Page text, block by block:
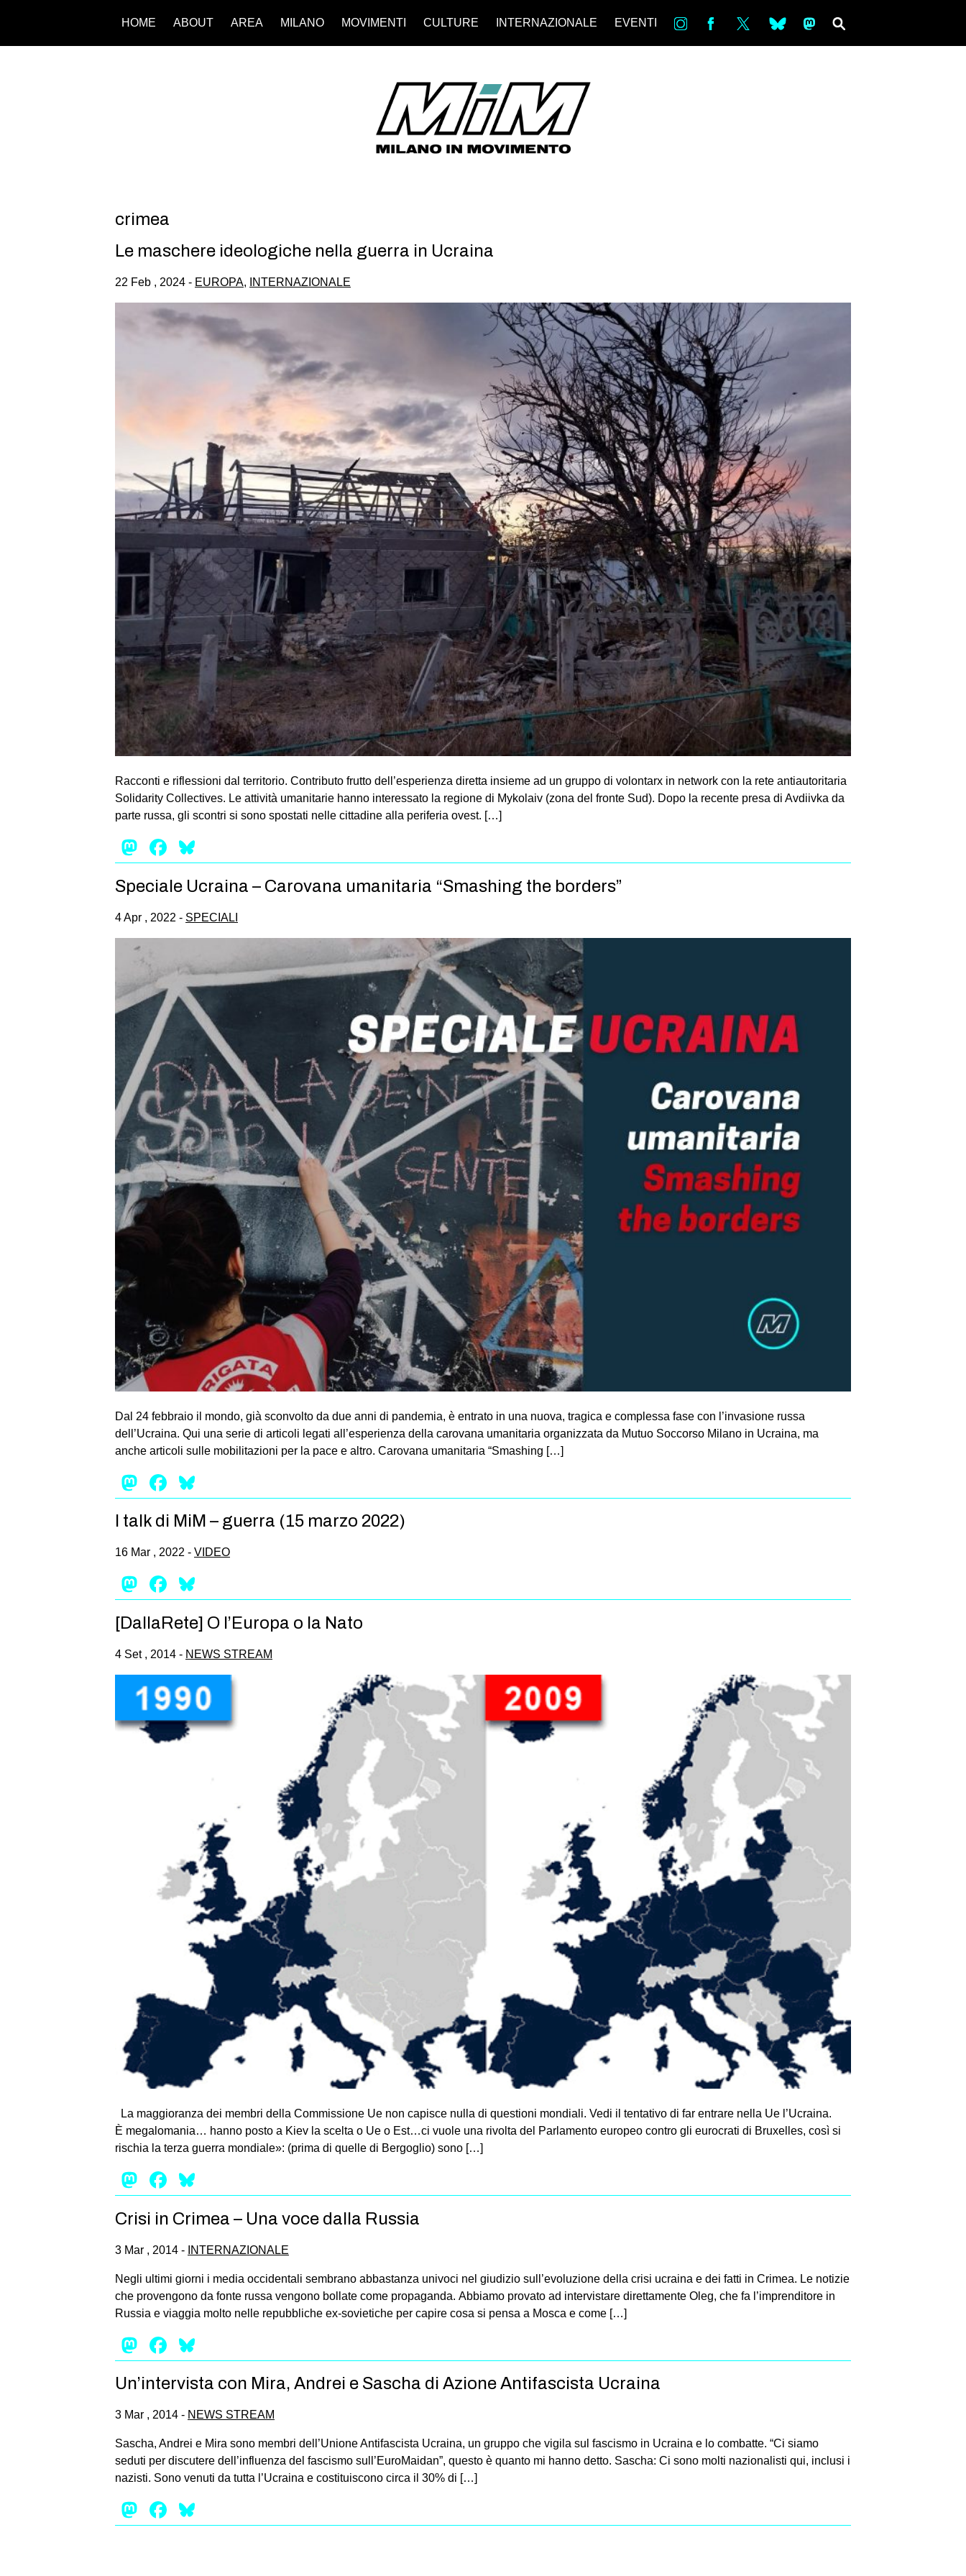
HOME ABOUT AREA MILANO MOVIMENTI CULTURE INTERNAZIONALE EVENTI in bsky ms
crimea
Le maschere ideologiche nella guerra in Ucraina
22 Feb , 2024 - EUROPA, INTERNAZIONALE
Racconti e riflessioni dal territorio. Contributo frutto dell’esperienza diretta insieme ad un gruppo di volontarx in network con la rete antiautoritaria
Solidarity Collectives. Le attività umanitarie hanno interessato la regione di Mykolaiv (zona del fronte Sud). Dopo la recente presa di Avdiivka da
parte russa, gli scontri si sono spostati nelle cittadine alla periferia ovest. […]
Mastodon
Facebook
Speciale Ucraina – Carovana umanitaria “Smashing the borders”
4 Apr , 2022 - SPECIALI
Dal 24 febbraio il mondo, già sconvolto da due anni di pandemia, è entrato in una nuova, tragica e complessa fase con l’invasione russa
dell’Ucraina. Qui una serie di articoli legati all’esperienza della carovana umanitaria organizzata da Mutuo Soccorso Milano in Ucraina, ma
anche articoli sulle mobilitazioni per la pace e altro. Carovana umanitaria “Smashing […]
Mastodon
Facebook
I talk di MiM – guerra (15 marzo 2022)
16 Mar , 2022 - VIDEO
Mastodon
Facebook
[DallaRete] O l’Europa o la Nato
4 Set , 2014 - NEWS STREAM
La mag­gio­ranza dei mem­bri della Com­mis­sione Ue non capi­sce nulla di que­stioni mon­diali. Vedi il ten­ta­tivo di far entrare nella Ue l’Ucraina.
È mega­lo­ma­nia… hanno posto a Kiev la scelta o Ue o Est…ci vuole una rivolta del Par­la­mento euro­peo con­tro gli euro­crati di Bru­xel­les, così si
rischia la terza guerra mon­diale»: (prima di quelle di Ber­go­glio) sono […]
Mastodon
Facebook
Crisi in Crimea – Una voce dalla Russia
3 Mar , 2014 - INTERNAZIONALE
Negli ultimi giorni i media occidentali sembrano abbastanza univoci nel giudizio sull’evoluzione della crisi ucraina e dei fatti in Crimea. Le notizie
che provengono da fonte russa vengono bollate come propaganda. Abbiamo provato ad intervistare direttamente Oleg, che fa l’imprenditore in
Russia e viaggia molto nelle repubbliche ex-sovietiche per capire cosa si pensa a Mosca e come […]
Mastodon
Facebook
Un’intervista con Mira, Andrei e Sascha di Azione Antifascista Ucraina
3 Mar , 2014 - NEWS STREAM
Sascha, Andrei e Mira sono membri dell’Unione Antifascista Ucraina, un gruppo che vigila sul fascismo in Ucraina e lo combatte. “Ci siamo
seduti per discutere dell’influenza del fascismo sull’EuroMaidan”, questo è quanto mi hanno detto. Sascha: Ci sono molti nazionalisti qui, inclusi i
nazisti. Sono venuti da tutta l’Ucraina e costituiscono circa il 30% di […]
Mastodon
Facebook